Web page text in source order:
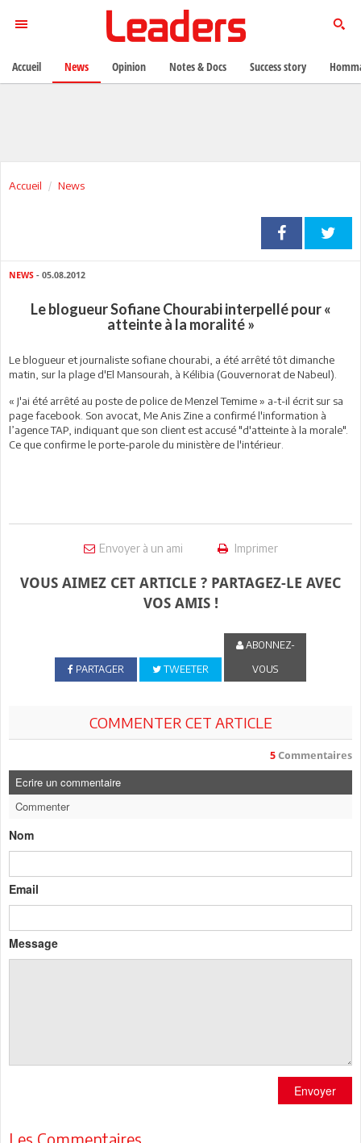
Accueil News
NEWS - 05.08.2012
Le blogueur Sofiane Chourabi interpellé pour «
atteinte à la moralité »
Le blogueur et journaliste sofiane chourabi, a été arrêté tôt dimanche
matin, sur la plage d'El Mansourah, à Kélibia (Gouvernorat de Nabeul).
« J'ai été arrêté au poste de police de Menzel Temime » a-t-il écrit sur sa
page facebook. Son avocat, Me Anis Zine a confirmé l'information à
l’agence TAP, indiquant que son client est accusé "d'atteinte à la morale".
Ce que confirme le porte-parole du ministère de l'intérieur.
Envoyer à un ami Imprimer
VOUS AIMEZ CET ARTICLE ? PARTAGEZ-LE AVEC
VOS AMIS !
PARTAGER TWEETER
ABONNEZ-
VOUS
COMMENTER CET ARTICLE
5 Commentaires
Ecrire un commentaire
Commenter
Nom
Email
Message
Envoyer
Les Commentaires
Accueil News Opinion Notes & Docs Success story